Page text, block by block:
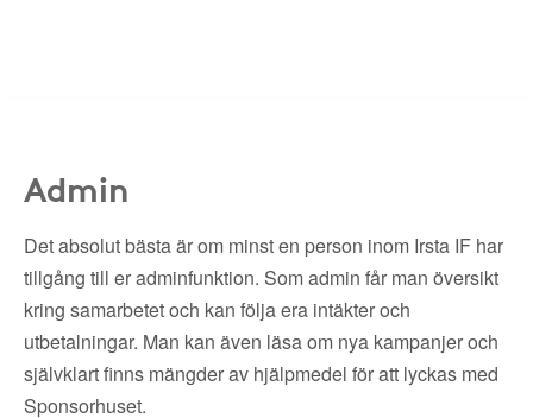
Admin
Det absolut bästa är om minst en person inom Irsta IF har
tillgång till er adminfunktion. Som admin får man översikt
kring samarbetet och kan följa era intäkter och
utbetalningar. Man kan även läsa om nya kampanjer och
självklart finns mängder av hjälpmedel för att lyckas med
Sponsorhuset.